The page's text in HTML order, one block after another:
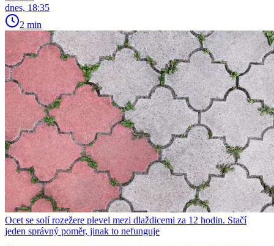
dnes, 18:35
2 min
Ocet se solí rozežere plevel mezi dlaždicemi za 12 hodin. Stačí
jeden správný poměr, jinak to nefunguje